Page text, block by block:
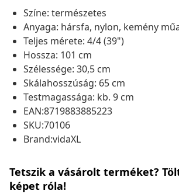
Színe: természetes
Anyaga: hársfa, nylon, kemény
Teljes mérete: 4/4 (39")
Hossza: 101 cm
Szélessége: 30,5 cm
Skálahosszúság: 65 cm
Testmagassága: kb. 9 cm
EAN:8719883885223
SKU:70106
Brand:vidaXL
Tetszik a vásárolt terméket?
képet róla!